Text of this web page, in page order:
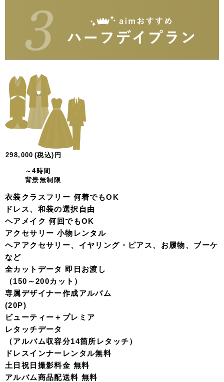
298,000 (税込) 円
～4時間
背景無制限
衣装クラスフリー 何着でもOK
ドレス、和装の選択自由
ヘアメイク 何回でもOK
アクセサリー 小物レンタル
ヘアアクセサリー、イヤリング・ピアス、お履物、ブーケ
など
全カットデータ 即日お渡し
（150～200カット）
専属デザイナー作成アルバム
(20P)
ビューティー＋プレミア
レタッチデータ
（アルバム収容分14箇所レタッチ）
ドレスインナーレンタル無料
土日祝日撮影料金 無料
アルバム商品配送料 無料